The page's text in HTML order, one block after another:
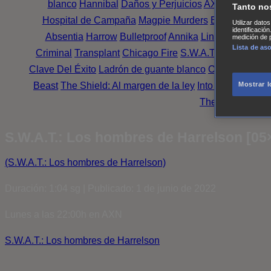
blanco Hannibal Daños y Perjuicios AXN Masters
Hospital de Campaña Magpie Murders Blindspot
Absentia Harrow Bulletproof Annika Lincoln
Criminal Transplant Chicago Fire S.W.A.T.: Los
Clave Del Éxito Ladrón de guante blanco Outsiders
Beast The Shield: Al margen de la ley Into the Dark
The Oath
(S.W.A.T.: Los hombres de Harrelson)
S.W.A.T.: Los hombres de Harrelson
Tanto
Utilizar
medición de
Lista de
Mostrar